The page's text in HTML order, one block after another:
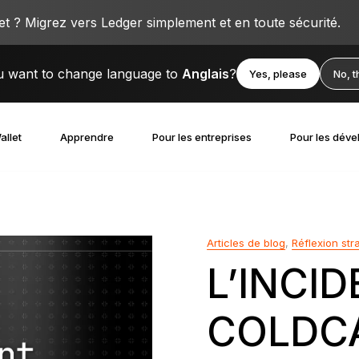
? Migrez vers Ledger simplement et en toute sécurité.
want to change language to Anglais? Yes, please No,
Apprendre Pour les entreprises Pour les
Articles de blog,Réflexion